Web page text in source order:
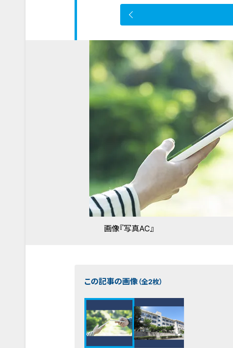
画像『写真AC』
この記事の画像（全2枚）